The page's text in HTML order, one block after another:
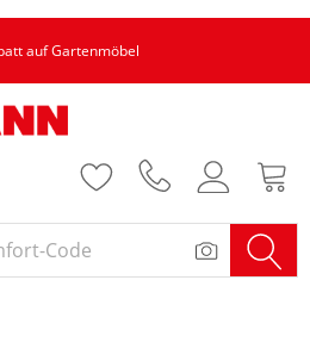
auf Gartenmöbel